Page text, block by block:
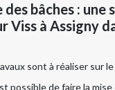
des bâches : une
Viss à Assigny
sont à réaliser sur
possible de faire la mise